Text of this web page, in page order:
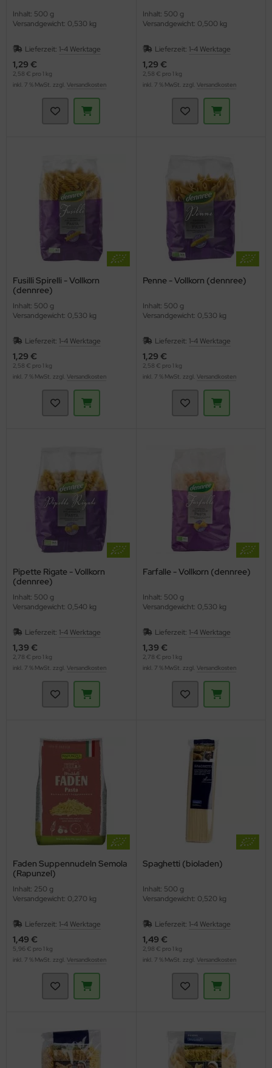
Inhalt: 500 g
Versandgewicht: 0,530 kg
Lieferzeit: 1-4 Werktage
1,29 €
2,58 € pro 1 kg
inkl. 7 % MwSt. zzgl. Versandkosten
Inhalt: 500 g
Versandgewicht: 0,500 kg
Lieferzeit: 1-4 Werktage
1,29 €
2,58 € pro 1 kg
inkl. 7 % MwSt. zzgl. Versandkosten
Fusilli Spirelli - Vollkorn
(dennree)
Inhalt: 500 g
Versandgewicht: 0,530 kg
Lieferzeit: 1-4 Werktage
1,29 €
2,58 € pro 1 kg
inkl. 7 % MwSt. zzgl. Versandkosten
Penne - Vollkorn (dennree)
Inhalt: 500 g
Versandgewicht: 0,530 kg
Lieferzeit: 1-4 Werktage
1,29 €
2,58 € pro 1 kg
inkl. 7 % MwSt. zzgl. Versandkosten
Pipette Rigate - Vollkorn
(dennree)
Inhalt: 500 g
Versandgewicht: 0,540 kg
Lieferzeit: 1-4 Werktage
1,39 €
2,78 € pro 1 kg
inkl. 7 % MwSt. zzgl. Versandkosten
Farfalle - Vollkorn (dennree)
Inhalt: 500 g
Versandgewicht: 0,530 kg
Lieferzeit: 1-4 Werktage
1,39 €
2,78 € pro 1 kg
inkl. 7 % MwSt. zzgl. Versandkosten
Faden Suppennudeln Semola
(Rapunzel)
Inhalt: 250 g
Versandgewicht: 0,270 kg
Lieferzeit: 1-4 Werktage
1,49 €
5,96 € pro 1 kg
inkl. 7 % MwSt. zzgl. Versandkosten
Spaghetti (bioladen)
Inhalt: 500 g
Versandgewicht: 0,520 kg
Lieferzeit: 1-4 Werktage
1,49 €
2,98 € pro 1 kg
inkl. 7 % MwSt. zzgl. Versandkosten